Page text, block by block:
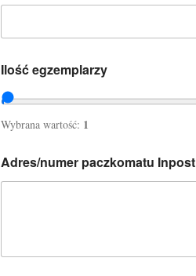
Ilość egzemplarzy
Wybrana wartość: 1
Adres/numer paczkomatu Inpost